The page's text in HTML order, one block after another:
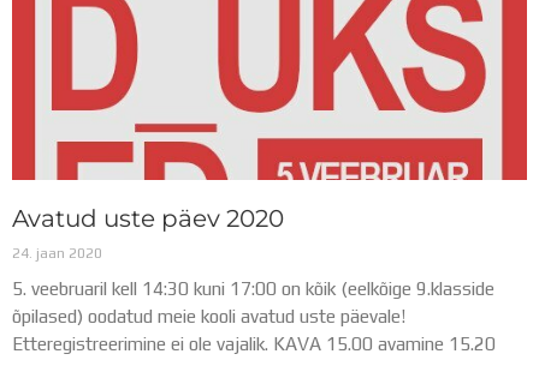
Avatud uste päev 2020
24. jaan 2020
5. veebruaril kell 14:30 kuni 17:00 on kõik (eelkõige 9.klasside
õpilased) oodatud meie kooli avatud uste päevale!
Etteregistreerimine ei ole vajalik. KAVA 15.00 avamine 15.20